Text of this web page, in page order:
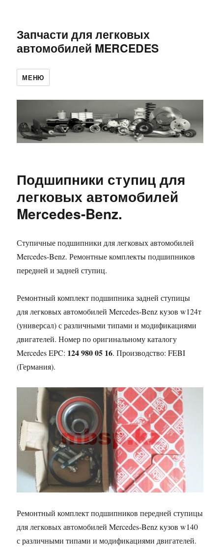
Запчасти для легковых
автомобилей MERCEDES
МЕНЮ
Подшипники ступиц для
легковых автомобилей
Mercedes-Benz.
Ступичные подшипники для легковых автомобилей
Mercedes-Benz. Ремонтные комплекты подшипников
передней и задней ступиц.
Ремонтный комплект подшипника задней ступицы
для легковых автомобилей Mercedes-Benz кузов w124т
(универсал) с различными типами и модификациями
двигателей. Номер по оригинальному каталогу
Mercedes EPC: 124 980 05 16. Производство: FEBI
(Германия).
Ремонтный комплект подшипников передней ступицы
для легковых автомобилей Mercedes-Benz кузов w140
с различными типами и модификациями двигателей.